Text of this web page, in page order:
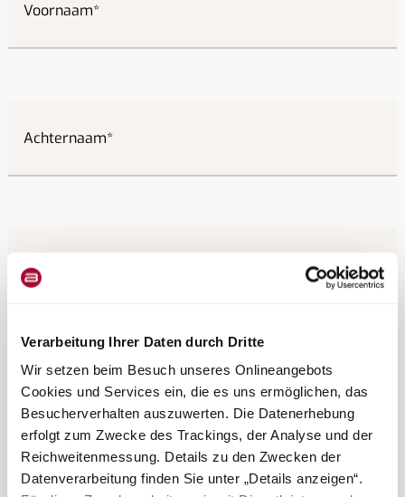
Verarbeitung Ihrer Daten durch Dritte
Wir setzen beim Besuch unseres Onlineangebots
Cookies und Services ein, die es uns ermöglichen, das
Besucherverhalten auszuwerten. Die Datenerhebung
erfolgt zum Zwecke des Trackings, der Analyse und der
Reichweitenmessung. Details zu den Zwecken der
Datenverarbeitung finden Sie unter „Details anzeigen“.
Voornaam
Achternaam
Email
Ik wil me graag abonneren op de gratis
Bürstner nieuwsbrief.